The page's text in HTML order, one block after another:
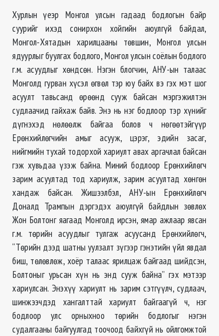
Хурлын үеэр Монгол улсын гадаад бодлогын байр
суурийг ихэд сонирхон хойгийн аюулгүй байдал,
Монгол-Хятадын харилцааны төвшин, Монгол улсын
ядуурлыг буулгах бодлого, Монгол улсын соёлын бодлого
г.м. асуудлыг хөндсөн. Нэгэн блогчин, АНУ-ын талаас
Монголд гурван хүсэл өгвөл тэр юу байх вэ гэх мэт шог
асуулт тавьсанд өрөөнд сууж байсан мэргэжилтэн
судлаачид гайхаж байв. Энэ нь нэг бодлоор тэр хүнийг
дүгнэхэд нөлөөлж байгаа болов ч нөгөөтэйгүүр
Ерөнхийлөгчийн амыг асууж, цэрэг, эдийн засаг,
нийгмийн тухай тодорхой хариулт авах аргачлал байсан
гэж хувьдаа үзэж байна. Миний бодлоор Ерөнхийлөгч
зарим асуултад тод хариулж, зарим асуултад хөнгөн
хандаж байсан. Жишээлбэл, АНУ-ын Ерөнхийлөгч
Доналд Трампын дэргэдэх аюулгүй байдлын зөвлөх
Жон Болтонг яагаад Монголд ирсэн, ямар ажлаар явсан
г.м. төрийн асуудлыг тулгаж асуусанд Ерөнхийлөгч,
“Төрийн дээд шатны уулзалт зүгээр гэнэтийн үйл явдал
биш, төлөвлөж, хоёр талаас ярилцаж байгаад шийдсэн,
Болтоныг урьсан хүн нь энд сууж байна” гэх мэтээр
хариулсан. Энэхүү хариулт нь зарим сэтгүүлч, судлаач,
шинжээчдэд хангалттай хариулт байгаагүй ч, нэг
бодлоор улс орныхноо төрийн бодлогыг нэгэн
судалгааны байгуулгад тоочоод байхгүй нь ойлгомжтой